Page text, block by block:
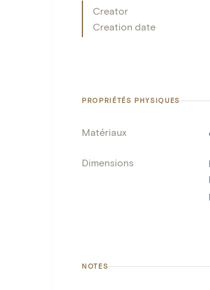
Creator
Creation date
PROPRIÉTÉS PHYSIQUES
Matériaux
Dimensions
NOTES